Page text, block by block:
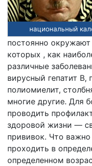
национальный
постоянно
которых , как
различные
вирусный гепатит B,
полиомиелит,
многие другие. Для
проводить
здоровой жизни —
прививок. Что
проходить в
определенном